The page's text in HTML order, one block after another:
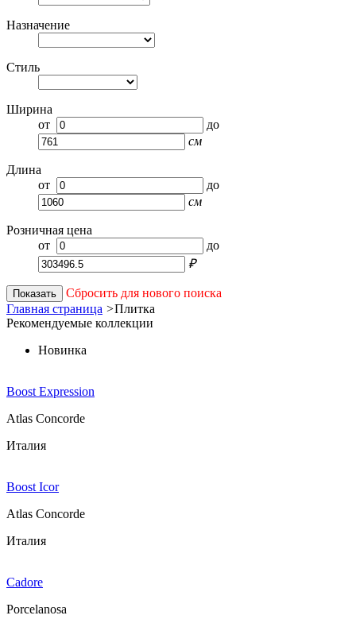
Назначение
Стиль
Ширина
от
до
см
Длина
от
до
см
Розничная цена
от
до
₽
Показать
Сбросить для нового поиска
Главная страница >Плитка
Рекомендуемые коллекции
Новинка
Boost Expression
Atlas Concorde
Италия
Boost Icor
Atlas Concorde
Италия
Cadore
Porcelanosa